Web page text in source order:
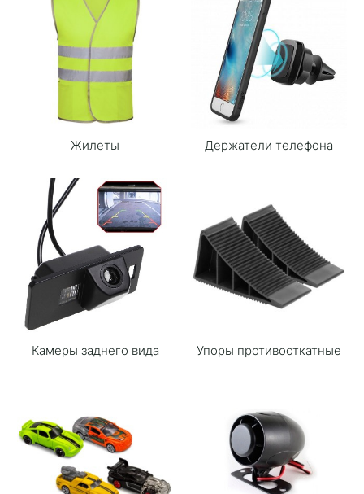
Жилеты Держатели телефона
Камеры заднего вида Упоры противооткатные